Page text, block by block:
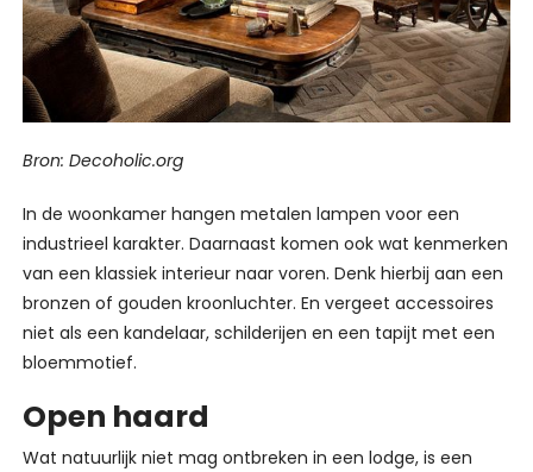
Bron: Decoholic.org
In de woonkamer hangen metalen lampen voor een
industrieel karakter. Daarnaast komen ook wat kenmerken
van een klassiek interieur naar voren. Denk hierbij aan een
bronzen of gouden kroonluchter. En vergeet accessoires
niet als een kandelaar, schilderijen en een tapijt met een
bloemmotief.
Open haard
Wat natuurlijk niet mag ontbreken in een lodge, is een